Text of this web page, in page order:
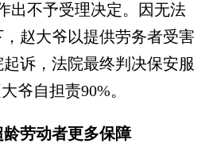
出不予受理决定。因无法
赵大爷以提供劳务者受害
诉，法院最终判决保安服
爷自担责90%。
劳动者更多保障